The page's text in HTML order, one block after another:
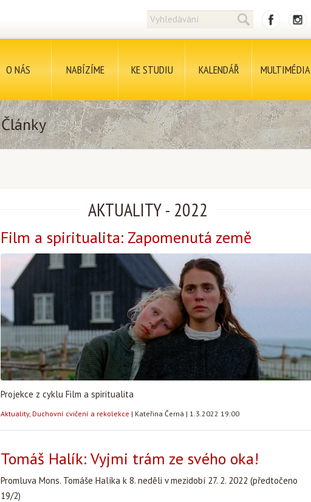
O NÁS NABÍZÍME KE STUDIU KALENDÁŘ MULTIMÉDIA
Články
AKTUALITY- 2022
Film a spiritualita: Zapomenutá země
Projekce z cyklu Film a spiritualita
Aktuality, Duchovní cvičení a rekolekce | Kateřina Černá | 1.3.2022 19:00
Tomáš Halík: Vyjmi trám ze svého oka!
Promluva Mons. Tomáše Halíka k 8. neděli v mezidobí 27. 2. 2022 (předtočeno
19/2)